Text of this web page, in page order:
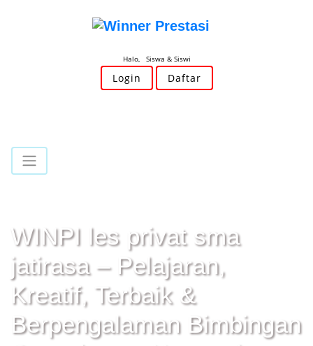
Halo, Siswa & Siswi
Login Daftar
WINPI les privat sma
jatirasa – Pelajaran,
Kreatif, Terbaik &
Berpengalaman Bimbingan